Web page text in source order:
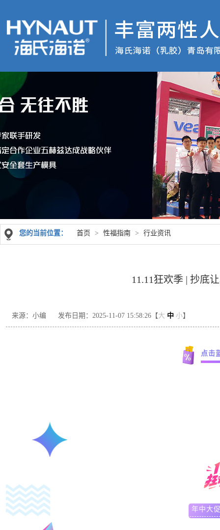
您的当前位置： 首页 > 性福指南 > 行业资讯
11.11狂欢季 | 抄底
来源：小编 发布日期：2025-11-07 15:58:26【大 中 小】
点击
年中大